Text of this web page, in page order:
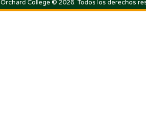
Orchard College © 2026. Todos los derechos